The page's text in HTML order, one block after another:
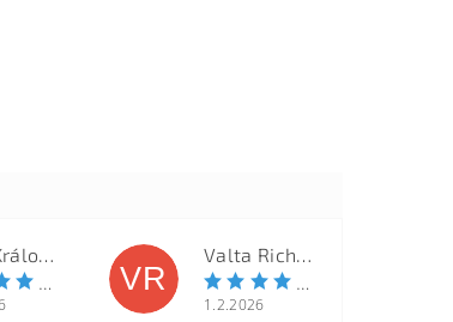
Jitka Královcová
VR
Valta Richard
1.2.2026